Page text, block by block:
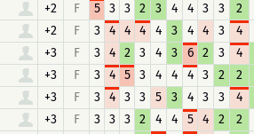
+2 F 5 3 3 2 3 4 4 3 3
2
+2 F 3 4 4 4 4 3 4 4 3
4
+3 F 3 4 2 3 4 3 6 2 3
4
+3 F 3 4 5 3 4 4 4 3 2
2
+3 F 3 4 3 3 5 3 4 3 3
4
+3 F 3 3 3 2 4 4 5 4 2
2